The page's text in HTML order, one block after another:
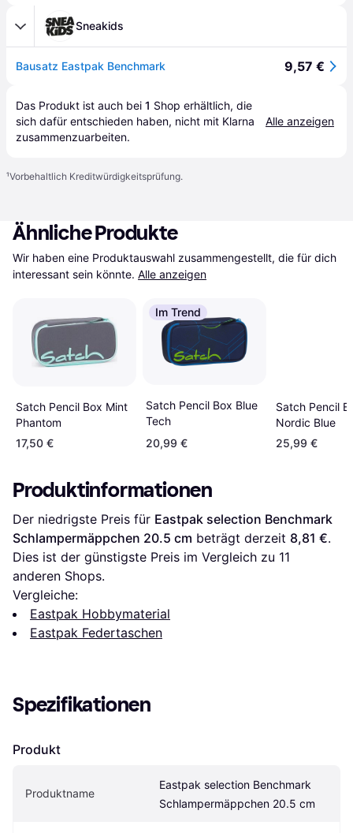
Sneakids
Bausatz Eastpak Benchmark 9,57 €
Das Produkt ist auch bei 1 Shop erhältlich, die
sich dafür entschieden haben, nicht mit Klarna
zusammenzuarbeiten.
Alle anzeigen
¹Vorbehaltlich Kreditwürdigkeitsprüfung.
Ähnliche Produkte
Wir haben eine Produktauswahl zusammengestellt, die für dich
interessant sein könnte. Alle anzeigen
Satch Pencil Box Mint
Phantom
17,50 €
Im Trend
Satch Pencil Box Blue
Tech
20,99 €
Satch Pencil
Nordic Blue
25,99 €
Produktinformationen
Der niedrigste Preis für Eastpak selection Benchmark
Schlampermäppchen 20.5 cm beträgt derzeit 8,81 €.
Dies ist der günstigste Preis im Vergleich zu 11
anderen Shops.
Vergleiche:
Eastpak Hobbymaterial
Eastpak Federtaschen
Spezifikationen
Produkt
Produktname
Eastpak selection Benchmark
Schlampermäppchen 20.5 cm